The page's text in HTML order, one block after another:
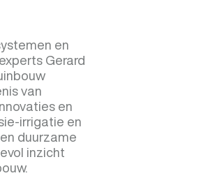
en
Gerard
van
en
irrigatie en
duurzame
inzicht